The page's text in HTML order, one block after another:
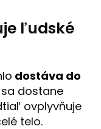
ľudské
dostáva do
sa dostane
ovplyvňuje
telo.